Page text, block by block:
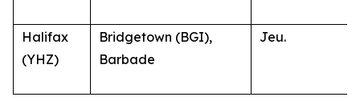
Halifax
(YHZ)
Bridgetown (BGI),
Barbade
Jeu.